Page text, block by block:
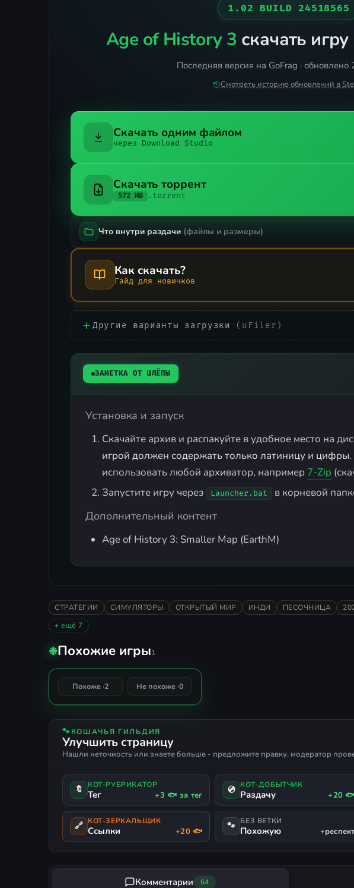
1.02 BUILD 24518565
Age of History 3 скачать
Последняя версия на GoFrag · обновлено
Смотреть историю обновлений в
Скачать одним файлом
через Download Studio
Скачать торрент
572 MB .torrent
Что внутри раздачи (файлы и размеры)
Как скачать?
Гайд для новичков
Другие варианты загрузки (uFiler)
ЗАМЕТКА ОТ ШЛЁПЫ
Установка и запуск
Скачайте архив и распакуйте в удобное место на
игрой должен содержать только латиницу и цифры
использовать любой архиватор, например 7-Zip
Запустите игру через
Launcher.bat в корневой
Дополнительный контент
Age of History 3: Smaller Map (EarthM)
СТРАТЕГИИ СИМУЛЯТОРЫ ОТКРЫТЫЙ МИР ИНДИ ПЕСОЧНИЦА
ОЧЕНЬ ПОЛОЖИТЕЛЬНЫЕ
РУССКИЙ ЯЗЫК
РУССКАЯ ОЗВУЧКА
+ ещё 7
❉Похожие игры1
100%
DEFINITIVE EDITION
Похоже ·2 Не похоже ·0
🐾КОШАЧЬЯ ГИЛЬДИЯ
Улучшить страницу
Нашли неточность или знаете больше - предложите правку, модератор
🔖 КОТ-РУБРИКАТОР
Тег +3 🐟 за тег 💿 КОТ-ДОБЫТЧИК
Раздачу +20 🐟
🔗 КОТ-ЗЕРКАЛЬЩИК
Ссылки +20 🐟 🐾 БЕЗ ВЕТКИ
Похожую +респект
Комментарии 64